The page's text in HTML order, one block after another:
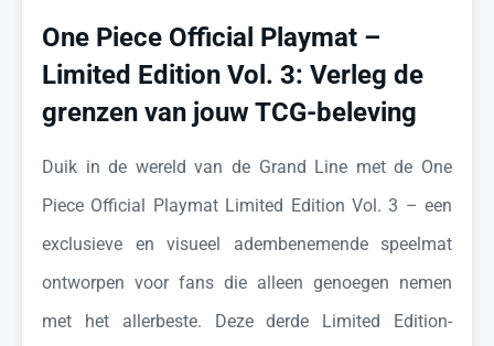
One Piece Official Playmat –
Limited Edition Vol. 3: Verleg de
grenzen van jouw TCG-beleving
Duik in de wereld van de Grand Line met de One
Piece Official Playmat Limited Edition Vol. 3 – een
exclusieve en visueel adembenemende speelmat
ontworpen voor fans die alleen genoegen nemen
met het allerbeste. Deze derde Limited Edition-